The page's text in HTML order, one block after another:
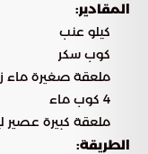
المقادير:
كيلو عنب
كوب سكر
ملعقة صغيرة ماء
4 كوب ماء
ملعقة كبيرة عصير
الطريقة: